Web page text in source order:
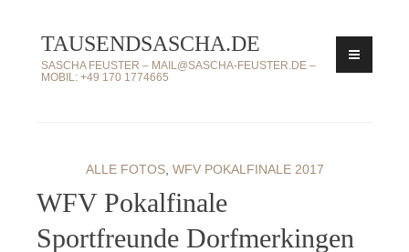
Inhalt
springen
TAUSENDSASCHA.DE
SASCHA FEUSTER – MAIL@SASCHA-FEUSTER.DE –
MOBIL: +49 170 1774665
ALLE FOTOS, WFV POKALFINALE 2017
WFV Pokalfinale
Sportfreunde Dorfmerkingen